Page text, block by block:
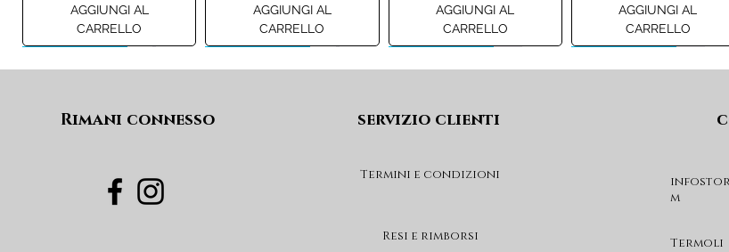
AGGIUNGI AL
CARRELLO
AGGIUNGI AL
CARRELLO
AGGIUNGI AL
CARRELLO
AGGIUNGI AL
CARRELLO
LIU JO MINIGONNA IN
Prezzo
69,00 €
LIU JO ABITO IN
BALZE Art.
DIESEL JEANS MOD. D-
Rimani connesso servizio clienti
Termini e condizioni
Resi e rimborsi
m